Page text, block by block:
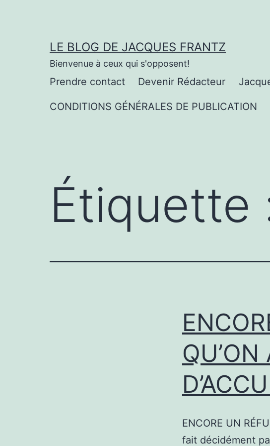
LE BLOG DE JACQUES FRANTZ
Bienvenue à ceux qui s'opposent!
Prendre contact Devenir Rédacteur
CONDITIONS GÉNÉRALES DE PUBLICATION
Étiquette
ENCORE UN
fait décidément